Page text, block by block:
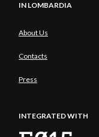
IN LOMBARDIA
About Us
Contacts
Press
INTEGRATED WITH